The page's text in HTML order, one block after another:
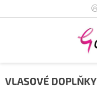
VLASOVÉ DOPLŇKY